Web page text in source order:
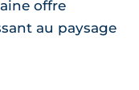
offre
au paysage